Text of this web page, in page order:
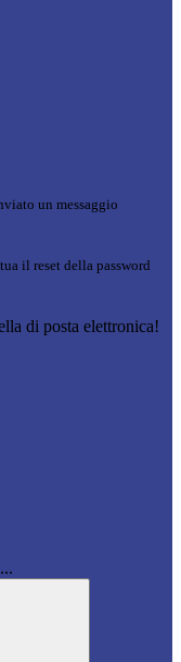
un messaggio
il reset della password
di posta elettronica!